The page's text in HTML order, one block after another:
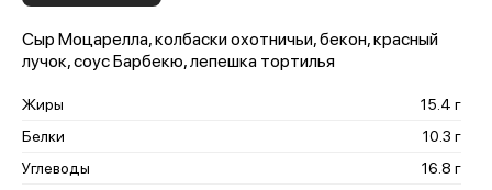
Сыр Моцарелла, колбаски охотничьи, бекон, красный
лучок, соус Барбекю, лепешка тортилья
Жиры
15.4 г
Белки
10.3 г
Углеводы
16.8 г